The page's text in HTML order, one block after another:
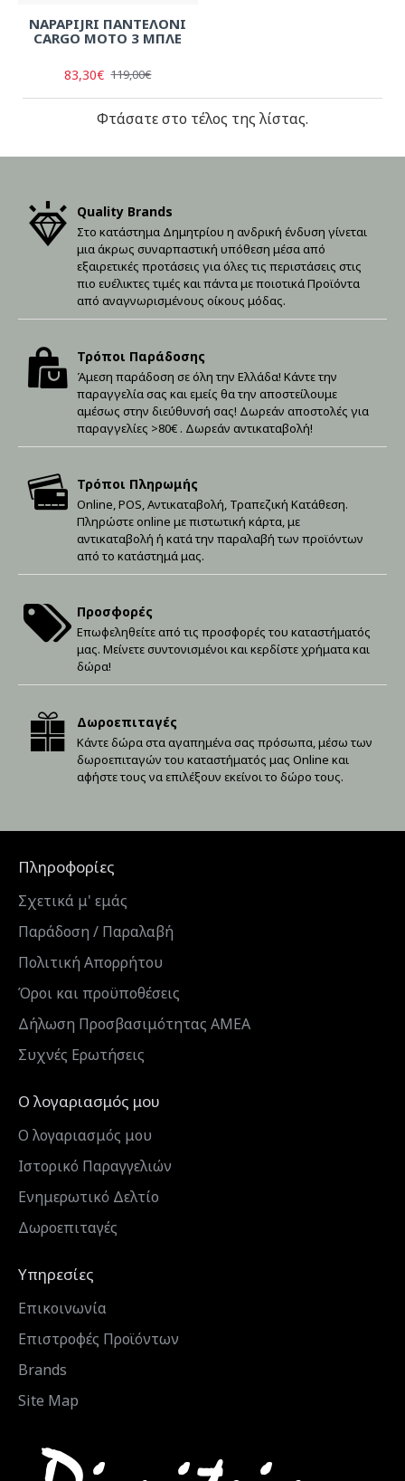
NAPAPIJRI ΠΑΝΤΕΛΟΝΙ
CARGO MOTO 3 ΜΠΛΕ
83,30€ 119,00€
Φτάσατε στο τέλος της λίστας.
Quality Brands
Στο κατάστημα Δημητρίου η ανδρική ένδυση γίνεται
μια άκρως συναρπαστική υπόθεση μέσα από
εξαιρετικές προτάσεις για όλες τις περιστάσεις στις
πιο ευέλικτες τιμές και πάντα με ποιοτικά Προϊόντα
από αναγνωρισμένους οίκους μόδας.
Τρόποι Παράδοσης
Άμεση παράδοση σε όλη την Ελλάδα! Κάντε την
παραγγελία σας και εμείς θα την αποστείλουμε
αμέσως στην διεύθυνσή σας! Δωρεάν αποστολές για
παραγγελίες >80€ . Δωρεάν αντικαταβολή!
Τρόποι Πληρωμής
Online, POS, Αντικαταβολή, Τραπεζική Κατάθεση.
Πληρώστε online με πιστωτική κάρτα, με
αντικαταβολή ή κατά την παραλαβή των προϊόντων
από το κατάστημά μας.
Προσφορές
Επωφεληθείτε από τις προσφορές του καταστήματός
μας. Μείνετε συντονισμένοι και κερδίστε χρήματα και
δώρα!
Δωροεπιταγές
Κάντε δώρα στα αγαπημένα σας πρόσωπα, μέσω των
δωροεπιταγών του καταστήματός μας Online και
αφήστε τους να επιλέξουν εκείνοι το δώρο τους.
Πληροφορίες
Σχετικά μ' εμάς
Παράδοση / Παραλαβή
Πολιτική Απορρήτου
Όροι και προϋποθέσεις
Δήλωση Προσβασιμότητας ΑΜΕΑ
Συχνές Ερωτήσεις
Ο λογαριασμός μου
Ο λογαριασμός μου
Ιστορικό Παραγγελιών
Ενημερωτικό Δελτίο
Δωροεπιταγές
Υπηρεσίες
Επικοινωνία
Επιστροφές Προϊόντων
Brands
Site Map